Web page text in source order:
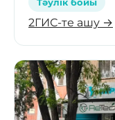
2ГИС-те ашу →